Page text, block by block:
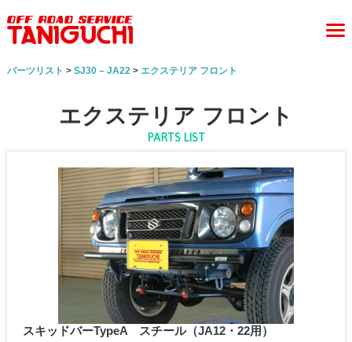
パーツリスト > SJ30 – JA22 > エクステリア フロント
エクステリア フロント
PARTS LIST
スキッドバーTypeA スチール（JA12・22用）